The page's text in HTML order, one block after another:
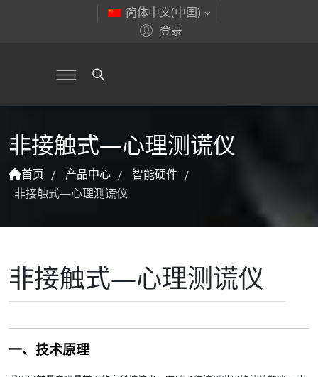
简体中文(中国)
登录
非接触式—心理测谎仪
首页 / 产品中心 / 智能硬件 /
非接触式—心理测谎仪
非接触式—心理测谎仪
一、技术原理